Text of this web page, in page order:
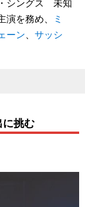
シングス 未知
演を務め、
ミ
ーン、 サッシ
挑む